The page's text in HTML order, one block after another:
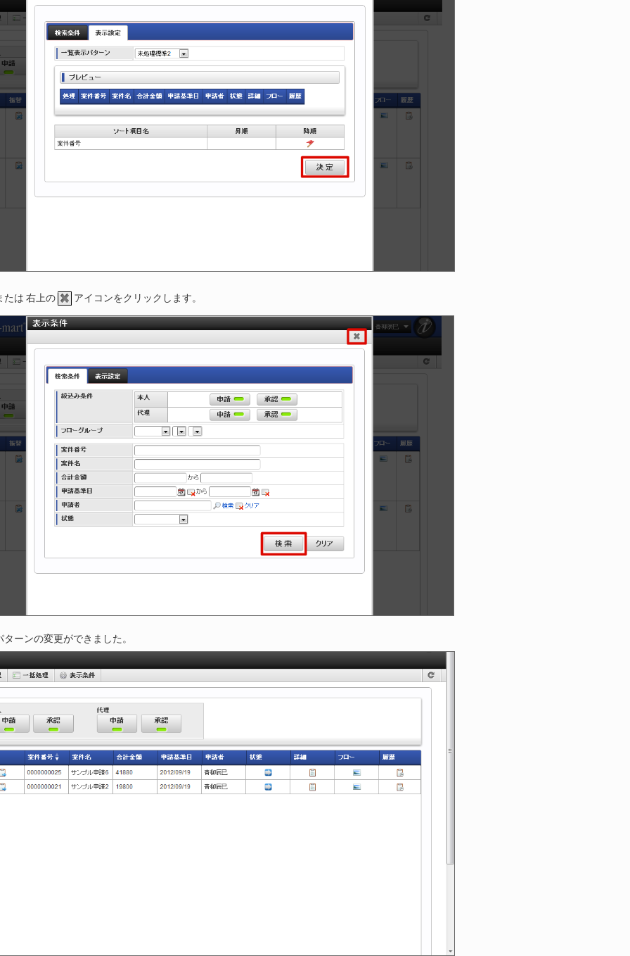
たは 右上の アイコンをクリックします。
ーンの変更ができました。